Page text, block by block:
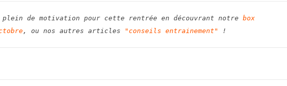
de motivation pour cette rentrée en découvrant notre
, ou nos autres articles "conseils entrainement" !